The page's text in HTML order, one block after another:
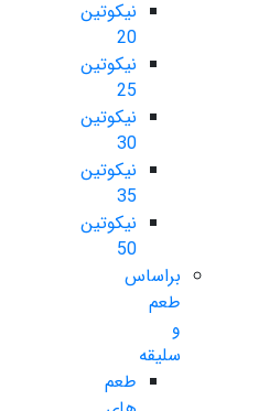
نیکوتین
20
نیکوتین
25
نیکوتین
30
نیکوتین
35
نیکوتین
50
براساس
طعم
و
سلیقه
طعم